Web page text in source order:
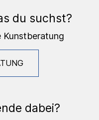
du suchst?
Kunstberatung
dabei?